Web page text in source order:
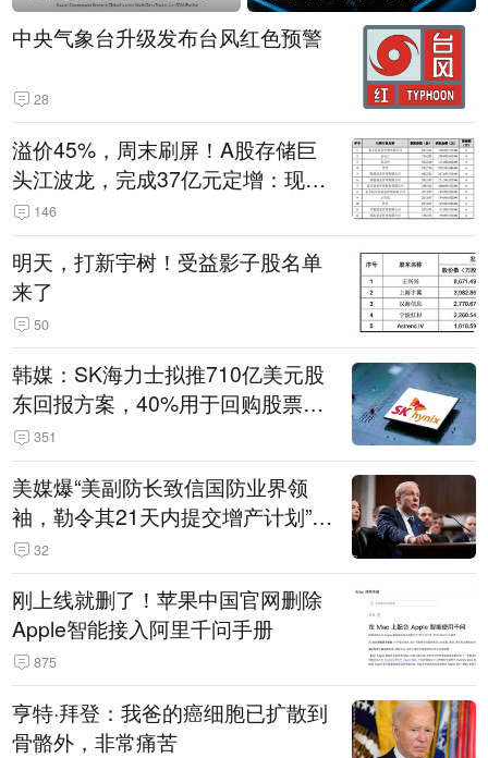
中央气象台升级发布台风红色预警
28
溢价45%，周末刷屏！A股存储巨
头江波龙，完成37亿元定增：现价
386.6元，定增价560元
146
明天，打新宇树！受益影子股名单
来了
50
韩媒：SK海力士拟推710亿美元股
东回报方案，40%用于回购股票，
相当于美股发行规模
351
美媒爆“美副防长致信国防业界领
袖，勒令其21天内提交增产计划”，
五角大楼回应
32
刚上线就删了！苹果中国官网删除
Apple智能接入阿里千问手册
875
亨特·拜登：我爸的癌细胞已扩散到
骨骼外，非常痛苦